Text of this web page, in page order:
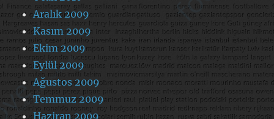
Aralık 2009
Kasım 2009
Ekim 2009
Eylül 2009
Ağustos 2009
Temmuz 2009
Haziran 2009